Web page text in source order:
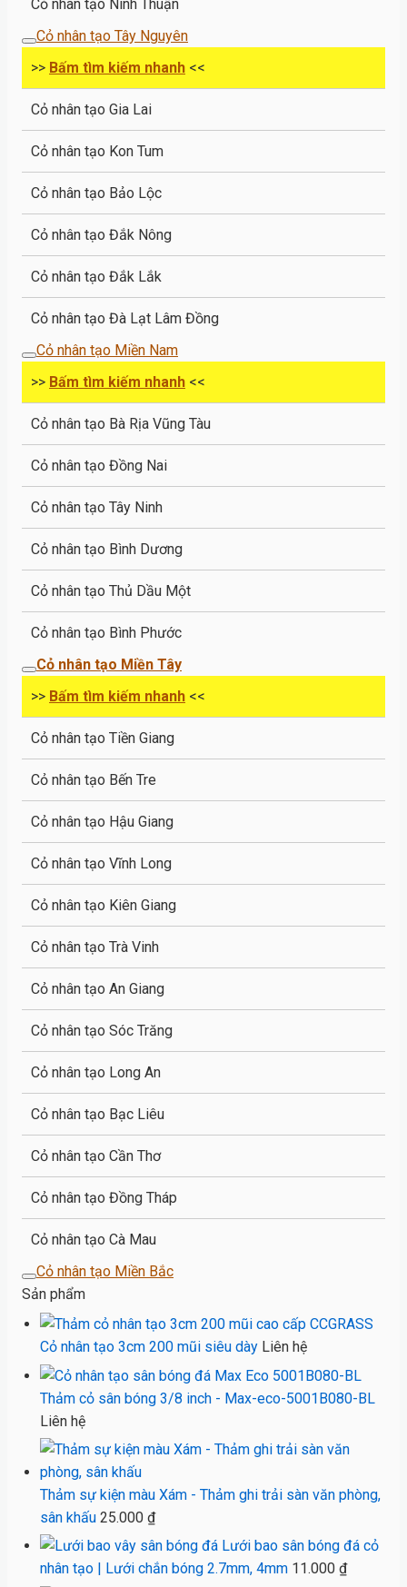
Cỏ nhân tạo Ninh Thuận
Cỏ nhân tạo Tây Nguyên
>> Bấm tìm kiếm nhanh <<
Cỏ nhân tạo Gia Lai
Cỏ nhân tạo Kon Tum
Cỏ nhân tạo Bảo Lộc
Cỏ nhân tạo Đắk Nông
Cỏ nhân tạo Đắk Lắk
Cỏ nhân tạo Đà Lạt Lâm Đồng
Cỏ nhân tạo Miền Nam
>> Bấm tìm kiếm nhanh <<
Cỏ nhân tạo Bà Rịa Vũng Tàu
Cỏ nhân tạo Đồng Nai
Cỏ nhân tạo Tây Ninh
Cỏ nhân tạo Bình Dương
Cỏ nhân tạo Thủ Dầu Một
Cỏ nhân tạo Bình Phước
Cỏ nhân tạo Miền Tây
>> Bấm tìm kiếm nhanh <<
Cỏ nhân tạo Tiền Giang
Cỏ nhân tạo Bến Tre
Cỏ nhân tạo Hậu Giang
Cỏ nhân tạo Vĩnh Long
Cỏ nhân tạo Kiên Giang
Cỏ nhân tạo Trà Vinh
Cỏ nhân tạo An Giang
Cỏ nhân tạo Sóc Trăng
Cỏ nhân tạo Long An
Cỏ nhân tạo Bạc Liêu
Cỏ nhân tạo Cần Thơ
Cỏ nhân tạo Đồng Tháp
Cỏ nhân tạo Cà Mau
Cỏ nhân tạo Miền Bắc
Sản phẩm
Cỏ nhân tạo 3cm 200 mũi siêu dày Liên hệ
Thảm cỏ sân bóng 3/8 inch - Max-eco-5001B080-BL
Liên hệ
Thảm sự kiện màu Xám - Thảm ghi trải sàn văn phòng,
sân khấu 25.000 ₫
Lưới bao sân bóng đá cỏ
nhân tạo | Lưới chắn bóng 2.7mm, 4mm 11.000 ₫